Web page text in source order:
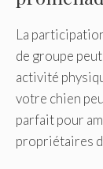
La
de groupe
activité
votre chien
parfait pour
propriétaires